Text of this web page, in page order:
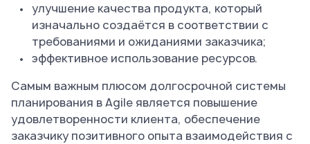
улучшение качества продукта, который
изначально создаётся в соответствии с
требованиями и ожиданиями заказчика;
эффективное использование ресурсов.
Самым важным плюсом долгосрочной системы
планирования в Agile является повышение
удовлетворенности клиента, обеспечение
заказчику позитивного опыта взаимодействия с